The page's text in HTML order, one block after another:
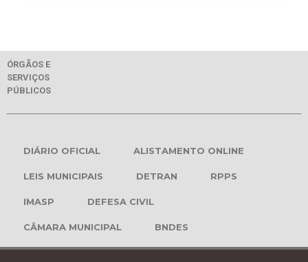
ÓRGÃOS E
SERVIÇOS
PÚBLICOS
DIÁRIO OFICIAL ALISTAMENTO ONLINE
LEIS MUNICIPAIS DETRAN RPPS
IMASP DEFESA CIVIL
CÂMARA MUNICIPAL BNDES